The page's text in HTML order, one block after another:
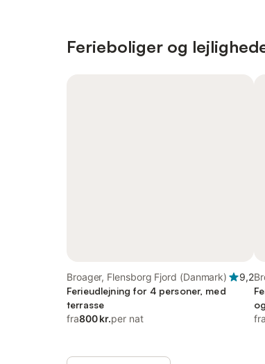
Ferieboliger og
Broager, Flensborg Fjord (Danmark)
9,2
Ferieudlejning for 4 personer, med
terrasse
fra800 kr.per nat
fra